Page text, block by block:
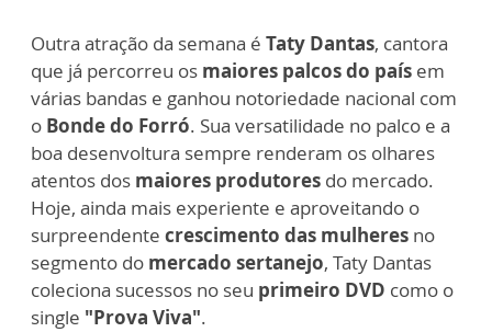
Outra atração da semana é Taty Dantas, cantora
que já percorreu os maiores palcos do país em
várias bandas e ganhou notoriedade nacional com
o Bonde do Forró. Sua versatilidade no palco e a
boa desenvoltura sempre renderam os olhares
atentos dos maiores produtores do mercado.
Hoje, ainda mais experiente e aproveitando o
surpreendente crescimento das mulheres no
segmento do mercado sertanejo, Taty Dantas
coleciona sucessos no seu primeiro DVD como o
single "Prova Viva".